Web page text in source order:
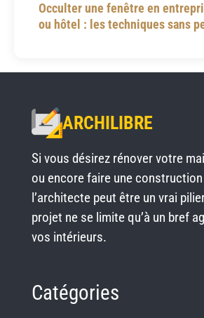
Occulter une fenêtre en
ou hôtel : les techniques sans
ARCHILIBRE
Si vous désirez rénover votre
ou encore faire une
l’architecte peut être un vrai
projet ne se limite qu’à un bref
vos intérieurs.
Catégories